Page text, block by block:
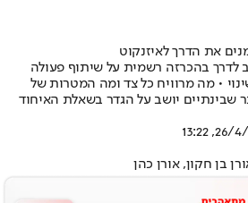
את הדרך לאיזנקוט
יוצאת הערב לדרך בהכרזה רשמית על שיתוף פעולה
• מה מרוויח כל צד ומה המטרות של
שבינתיים יושב על הגדר בשאלת האיחוד
26/4/
בן חקון, אורן כהן